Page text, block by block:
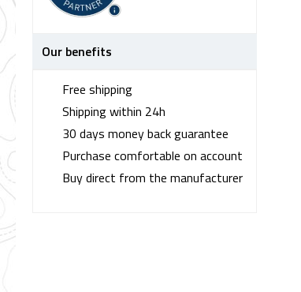
Our benefits
Free shipping
Shipping within 24h
30 days money back guarantee
Purchase comfortable on account
Buy direct from the manufacturer